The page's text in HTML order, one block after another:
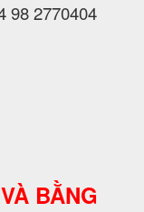
98 2770404
BẰNG